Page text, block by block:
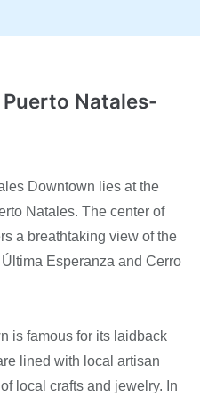
Natales-
Downtown lies at the
Natales. The center of
a breathtaking view of the
Esperanza and Cerro
is famous for its laidback
lined with local artisan
local crafts and jewelry. In